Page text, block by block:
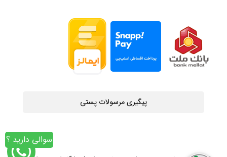
پیگیری مرسولات پستی
سوالی دارید ؟